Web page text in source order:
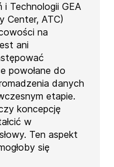
Technologii GEA
Center, ATC)
na
ani
powołane do
danych
etapie.
koncepcję
w
Ten aspekt
się